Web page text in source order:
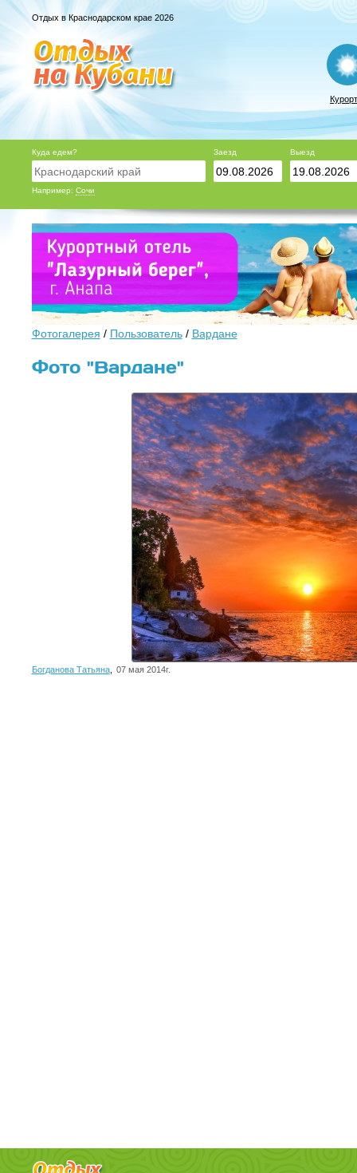
Отдых в Краснодарском крае 2026
Куда едем?
Например: Сочи
Заезд Выезд
Фотогалерея / Пользователь/ Вардане
Фото "Вардане"
Богданова Татьяна, 07 мая 2014г.